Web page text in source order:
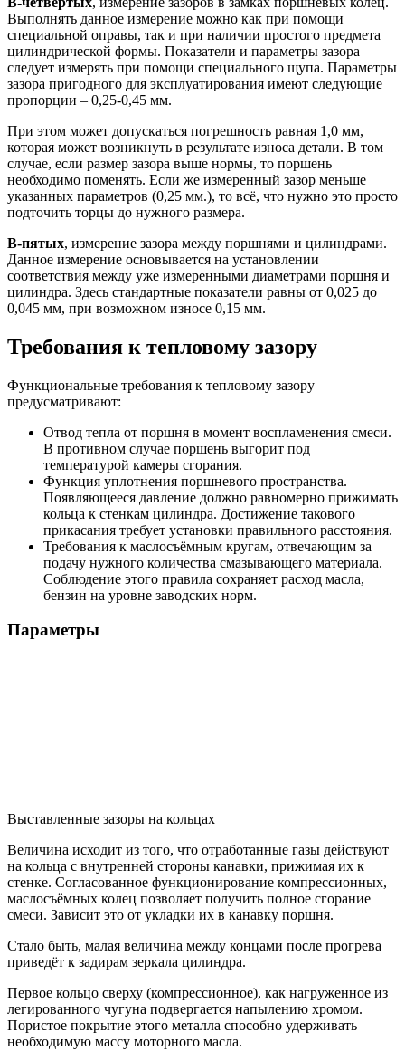
Выполнять данное измерение можно как при помощи
специальной оправы, так и при наличии простого предмета
цилиндрической формы. Показатели и параметры зазора
следует измерять при помощи специального щупа. Параметры
зазора пригодного для эксплуатирования имеют следующие
пропорции – 0,25-0,45 мм.
При этом может допускаться погрешность равная 1,0 мм,
которая может возникнуть в результате износа детали. В том
случае, если размер зазора выше нормы, то поршень
необходимо поменять. Если же измеренный зазор меньше
указанных параметров (0,25 мм.), то всё, что нужно это просто
подточить торцы до нужного размера.
В-пятых, измерение зазора между поршнями и цилиндрами.
Данное измерение основывается на установлении
соответствия между уже измеренными диаметрами поршня и
цилиндра. Здесь стандартные показатели равны от 0,025 до
0,045 мм, при возможном износе 0,15 мм.
Требования к тепловому зазору
Функциональные требования к тепловому зазору
предусматривают:
Отвод тепла от поршня в момент воспламенения смеси.
В противном случае поршень выгорит под
температурой камеры сгорания.
Функция уплотнения поршневого пространства.
Появляющееся давление должно равномерно прижимать
кольца к стенкам цилиндра. Достижение такового
прикасания требует установки правильного расстояния.
Требования к маслосъёмным кругам, отвечающим за
подачу нужного количества смазывающего материала.
Соблюдение этого правила сохраняет расход масла,
бензин на уровне заводских норм.
Параметры
Выставленные зазоры на кольцах
Величина исходит из того, что отработанные газы действуют
на кольца с внутренней стороны канавки, прижимая их к
стенке. Согласованное функционирование компрессионных,
маслосъёмных колец позволяет получить полное сгорание
смеси. Зависит это от укладки их в канавку поршня.
Стало быть, малая величина между концами после прогрева
приведёт к задирам зеркала цилиндра.
Первое кольцо сверху (компрессионное), как нагруженное из
легированного чугуна подвергается напылению хромом.
Пористое покрытие этого металла способно удерживать
необходимую массу моторного масла.